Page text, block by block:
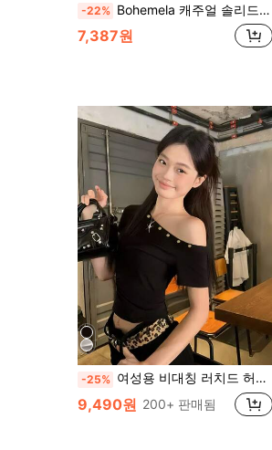
-22% Bohemela 캐주얼 솔리드 컬러 니트 오프숄더 반팔 워싱 여성 티셔츠
7,387원
-25% 여성용 비대칭 러치드 허리 티셔츠, 비대칭 비대칭 어깨 크롭 탑 반팔, 여름 캐주얼 블랙
9,490원 200+ 판매됨